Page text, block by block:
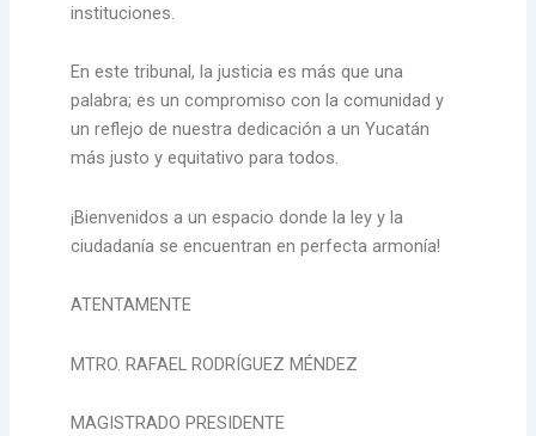
instituciones.
En este tribunal, la justicia es más que una
palabra; es un compromiso con la comunidad y
un reflejo de nuestra dedicación a un Yucatán
más justo y equitativo para todos.
¡Bienvenidos a un espacio donde la ley y la
ciudadanía se encuentran en perfecta armonía!
ATENTAMENTE
MTRO. RAFAEL RODRÍGUEZ MÉNDEZ
MAGISTRADO PRESIDENTE